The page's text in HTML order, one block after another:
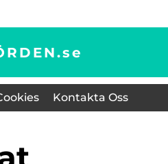
se
Kontakta Oss